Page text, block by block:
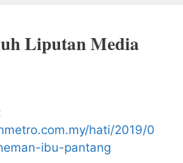
Liputan Media
hati/2019/0
ibu-pantang